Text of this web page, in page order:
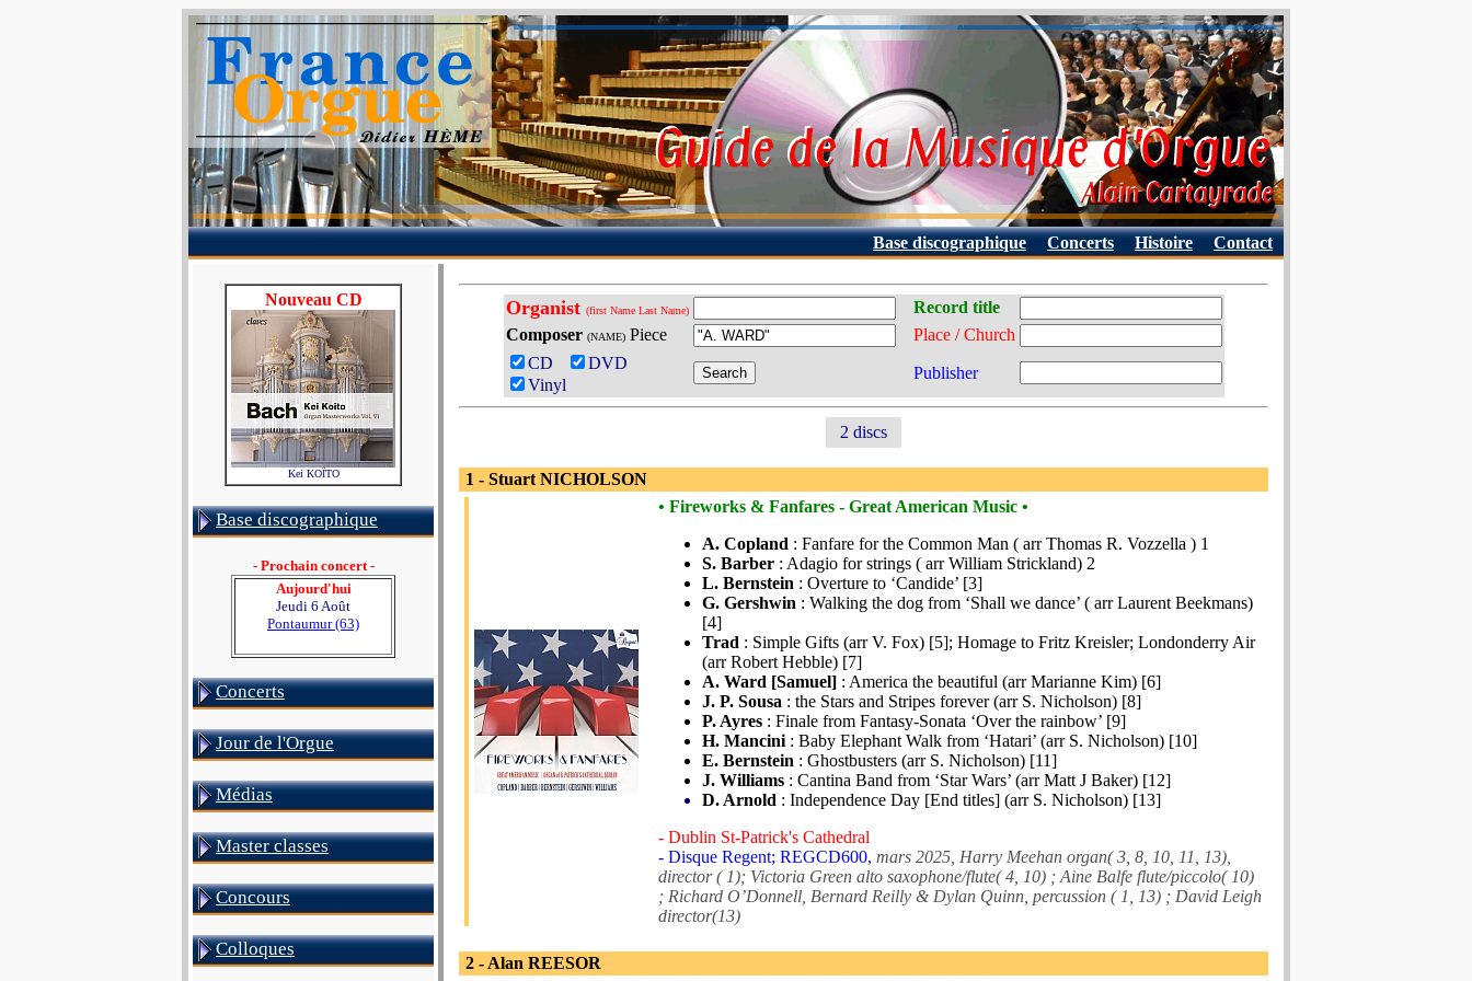
Base discographique Concerts Histoire Contact
Nouveau CD
Kei KOÏTO
Base discographique
- Prochain concert -
Aujourd'hui
Jeudi 6 Août
Pontaumur (63)
Concerts
Jour de l'Orgue
Médias
Master classes
Concours
Colloques
Organist (first Name Last Name)
Record title
Composer (NAME)Piece
Place / Church
CD
DVD
Vinyl
Publisher
2 discs
1 - Stuart NICHOLSON
• Fireworks & Fanfares - Great American Music •
A. Copland : Fanfare for the Common Man ( arr Thomas R. Vozzella ) 1
S. Barber : Adagio for strings ( arr William Strickland) 2
L. Bernstein : Overture to ‘Candide’ [3]
G. Gershwin : Walking the dog from ‘Shall we dance’ ( arr Laurent Beekmans)
[4]
Trad : Simple Gifts (arr V. Fox) [5]; Homage to Fritz Kreisler; Londonderry Air
(arr Robert Hebble) [7]
A. Ward [Samuel] : America the beautiful (arr Marianne Kim) [6]
J. P. Sousa : the Stars and Stripes forever (arr S. Nicholson) [8]
P. Ayres : Finale from Fantasy-Sonata ‘Over the rainbow’ [9]
H. Mancini : Baby Elephant Walk from ‘Hatari’ (arr S. Nicholson) [10]
E. Bernstein : Ghostbusters (arr S. Nicholson) [11]
J. Williams : Cantina Band from ‘Star Wars’ (arr Matt J Baker) [12]
D. Arnold : Independence Day [End titles] (arr S. Nicholson) [13]
- Dublin St-Patrick's Cathedral
- Disque Regent; REGCD600, mars 2025, Harry Meehan organ( 3, 8, 10, 11, 13),
director ( 1); Victoria Green alto saxophone/flute( 4, 10) ; Aine Balfe flute/piccolo( 10)
; Richard O’Donnell, Bernard Reilly & Dylan Quinn, percussion ( 1, 13) ; David Leigh
director(13)
2 - Alan REESOR